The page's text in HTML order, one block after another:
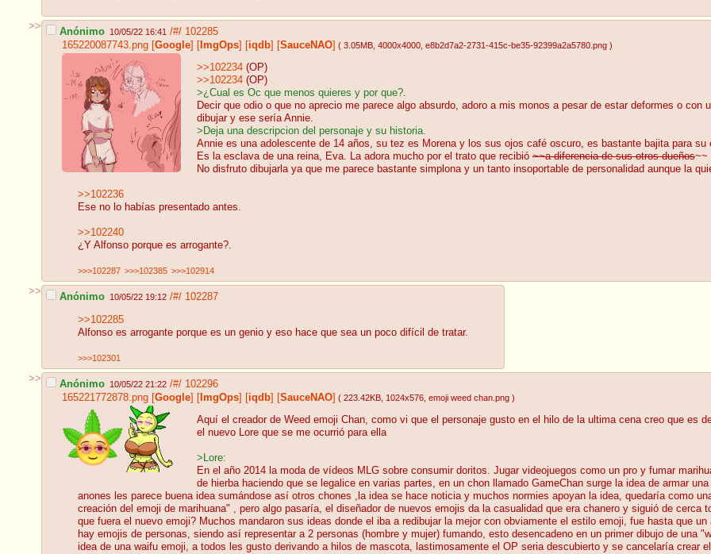
>> Anónimo 10/05/22 16:41 /#/ 102285
165220087743.png [Google] [ ImgOps] [iqdb] [SauceNAO] ( 3.05MB , 4000x4000 , e8b2d7a2-2731-415c-be35-92399a2a5780.png )
>>102234 (OP)
>>102234 (OP)
>¿Cual es Oc que menos quieres y por que?.
Decir que odio o que no aprecio me parece algo absurdo, adoro a mis monos a pesar de estar deformes o
dibujar y ese sería Annie.
>Deja una descripcion del personaje y su historia.
Annie es una adolescente de 14 años, su tez es Morena y los sus ojos café oscuro, es bastante bajita para su
Es la esclava de una reina, Eva. La adora mucho por el trato que recibió ~~a diferencia de sus otros dueños~~
No disfruto dibujarla ya que me parece bastante simplona y un tanto insoportable de personalidad aunque la
>>102236
Ese no lo habías presentado antes.
>>102240
¿Y Alfonso porque es arrogante?.
>>>102287 >>>102385 >>>102914
>> Anónimo 10/05/22 19:12 /#/ 102287
>>102285
Alfonso es arrogante porque es un genio y eso hace que sea un poco difícil de tratar.
>>>102301
>> Anónimo 10/05/22 21:22 /#/ 102296
165221772878.png [Google] [ ImgOps] [iqdb] [SauceNAO] ( 223.42KB , 1024x576 , emoji weed chan.png )
Aquí el creador de Weed emoji Chan, como vi que el personaje gusto en el hilo de la ultima cena creo que es
el nuevo Lore que se me ocurrió para ella
>Lore:
En el año 2014 la moda de vídeos MLG sobre consumir doritos. Jugar videojuegos como un pro y fumar
de hierba haciendo que se legalice en varias partes, en un chon llamado GameChan surge la idea de armar
anones les parece buena idea sumándose así otros chones ,la idea se hace noticia y muchos normies apoyan la idea, quedaría como
creación del emoji de marihuana" , pero algo pasaría, el diseñador de nuevos emojis da la casualidad que era chanero y siguió de cerca
que fuera el nuevo emoji? Muchos mandaron sus ideas donde el iba a redibujar la mejor con obviamente el estilo emoji, fue hasta que
hay emojis de personas, siendo así representar a 2 personas (hombre y mujer) fumando, esto desencadeno en un primer dibujo de una
idea de una waifu emoji, a todos les gusto derivando a hilos de mascota, lastimosamente el OP seria descubierto y se cancelaría crear